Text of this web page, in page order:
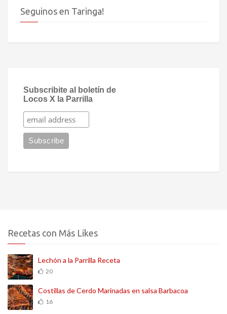
Seguinos en Taringa!
Subscribite al boletín de
Locos X la Parrilla
Recetas con Más Likes
Lechón a la Parrilla Receta
20
Costillas de Cerdo Marinadas en salsa Barbacoa
16